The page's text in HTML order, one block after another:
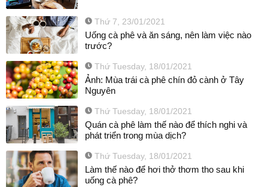
Thứ 7, 23/01/2021
Uống cà phê và ăn sáng, nên làm việc nào
trước?
Thứ Tuesday, 18/01/2021
Ảnh: Mùa trái cà phê chín đỏ cành ở Tây
Nguyên
Thứ Tuesday, 18/01/2021
Quán cà phê làm thế nào để thích nghi và
phát triển trong mùa dịch?
Thứ Tuesday, 18/01/2021
Làm thế nào để hơi thở thơm tho sau khi
uống cà phê?